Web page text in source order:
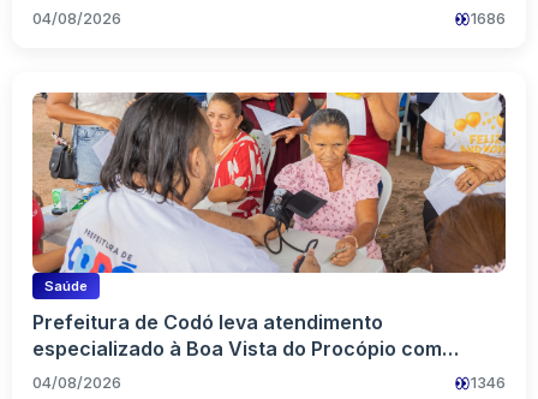
04/08/2026 1686
Saúde
Prefeitura de Codó leva atendimento
especializado à Boa Vista do Procópio com
grande Mutirão da Saúde
04/08/2026 1346